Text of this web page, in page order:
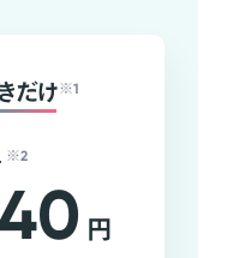
だけ ※1
※2
40 円